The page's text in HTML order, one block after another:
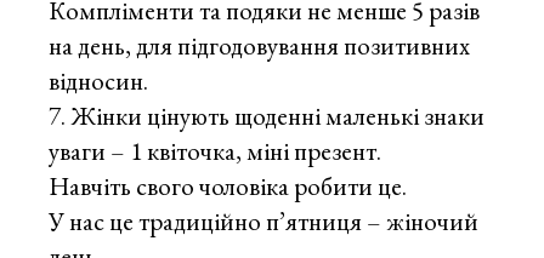
Компліменти та подяки не менше 5 разів
на день, для підгодовування позитивних
відносин.
Жінки цінують щоденні маленькі знаки
уваги – 1 квіточка, міні презент.
Навчіть свого чоловіка робити це.
У нас це традиційно п’ятниця – жіночий